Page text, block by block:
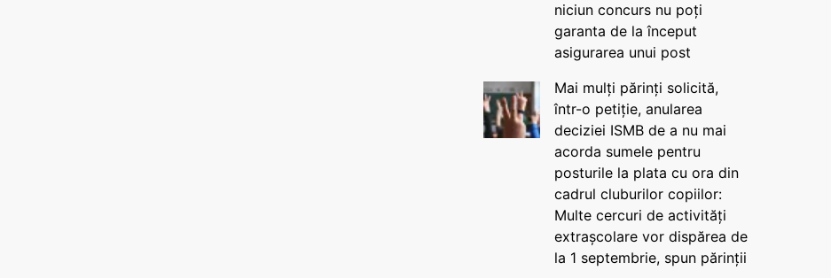
niciun concurs nu poți
garanta de la început
asigurarea unui post
Mai mulți părinți solicită,
într-o petiție, anularea
deciziei ISMB de a nu mai
acorda sumele pentru
posturile la plata cu ora din
cadrul cluburilor copiilor:
Multe cercuri de activități
extrașcolare vor dispărea de
la 1 septembrie, spun părinții